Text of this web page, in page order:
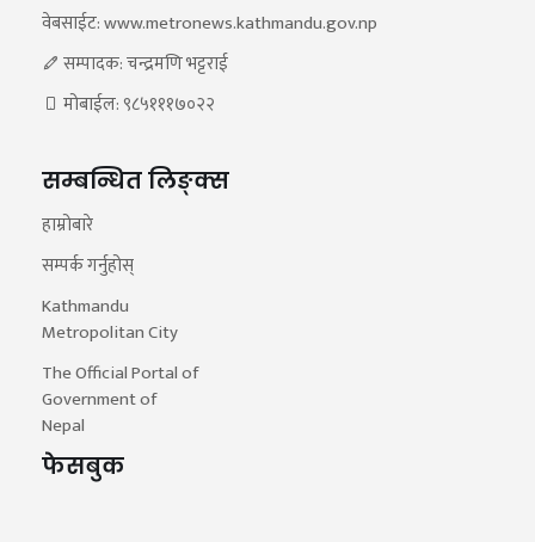
वेबसाईट: www.metronews.kathmandu.gov.np
सम्पादक: चन्द्रमणि भट्टराई
मोबाईल: ९८५१११७०२२
सम्बन्धित लिङ्क्स
हाम्रोबारे
सम्पर्क गर्नुहोस्
Kathmandu
Metropolitan City
The Official Portal of
Government of
Nepal
फेसबुक